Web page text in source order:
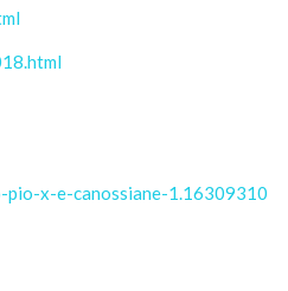
x-e-canossiane-1.16309310